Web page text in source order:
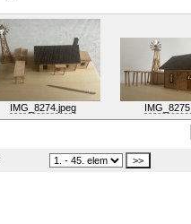
IMG_8274.jpeg